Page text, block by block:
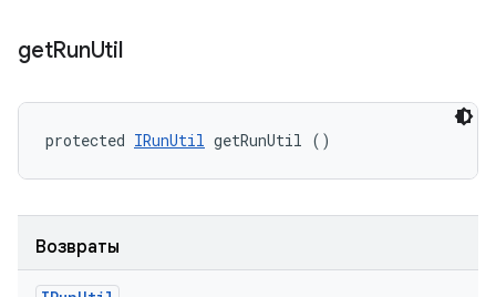
getRunUtil
protected IRunUtil getRunUtil ()
Возвраты